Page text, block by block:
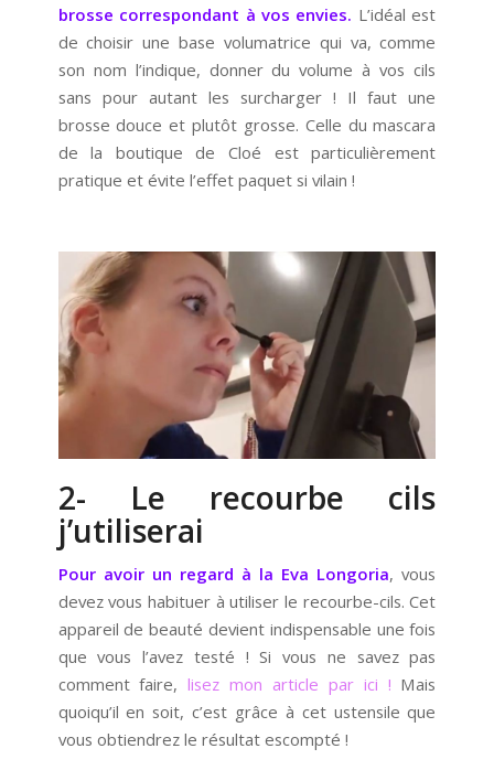
brosse correspondant à vos envies. L’idéal est
de choisir une base volumatrice qui va, comme
son nom l’indique, donner du volume à vos cils
sans pour autant les surcharger ! Il faut une
brosse douce et plutôt grosse. Celle du mascara
de la boutique de Cloé est particulièrement
pratique et évite l’effet paquet si vilain !
2- Le recourbe cils
j’utiliserai
Pour avoir un regard à la Eva Longoria, vous
devez vous habituer à utiliser le recourbe-cils. Cet
appareil de beauté devient indispensable une fois
que vous l’avez testé ! Si vous ne savez pas
comment faire,lisez mon article par ici ! Mais
quoiqu’il en soit, c’est grâce à cet ustensile que
vous obtiendrez le résultat escompté !